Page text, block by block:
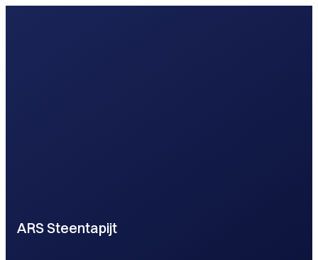
ARS Steentapijt